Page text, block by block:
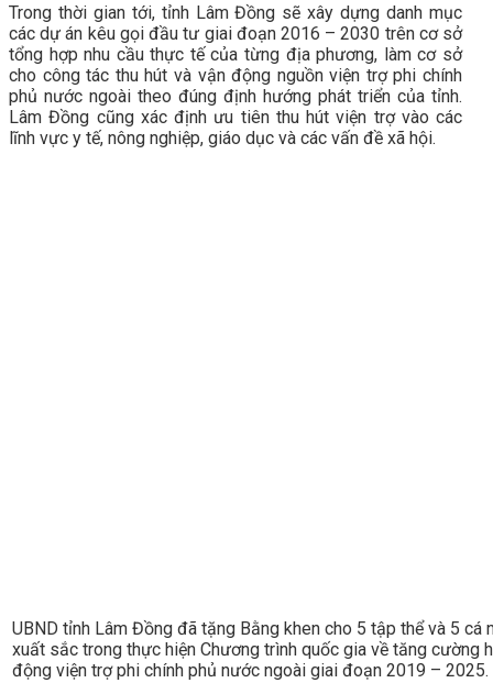
Trong thời gian tới, tỉnh Lâm Đồng sẽ xây dựng danh mục
các dự án kêu gọi đầu tư giai đoạn 2016 – 2030 trên cơ sở
tổng hợp nhu cầu thực tế của từng địa phương, làm cơ sở
cho công tác thu hút và vận động nguồn viện trợ phi chính
phủ nước ngoài theo đúng định hướng phát triển của tỉnh.
Lâm Đồng cũng xác định ưu tiên thu hút viện trợ vào các
lĩnh vực y tế, nông nghiệp, giáo dục và các vấn đề xã hội.
UBND tỉnh Lâm Đồng đã tặng Bằng khen cho 5 tập thể và 5 cá
xuất sắc trong thực hiện Chương trình quốc gia về tăng cường
động viện trợ phi chính phủ nước ngoài giai đoạn 2019 – 2025.